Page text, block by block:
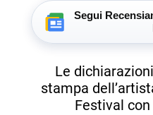
Segui
Le
stampa
Festival con